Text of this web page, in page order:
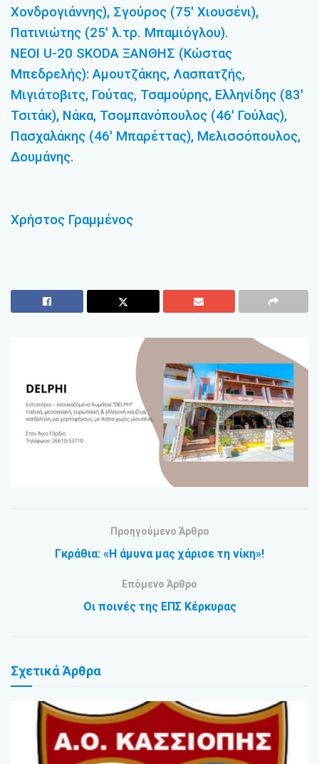
Χονδρογιάννης), Σγούρος (75′ Χιουσένι),
Πατινιώτης (25′ λ.τρ. Μπαμιόγλου).
ΝΕΟΙ U-20 SKODA ΞΑΝΘΗΣ (Κώστας
Μπεδρελής): Αμουτζάκης, Λασπατζής,
Μιγιάτοβιτς, Γούτας, Τσαμούρης, Ελληνίδης (83′
Τσιτάκ), Νάκα, Τσομπανόπουλος (46′ Γούλας),
Πασχαλάκης (46′ Μπαρέττας), Μελισσόπουλος,
Δουμάνης.
Χρήστος Γραμμένος
Προηγούμενο Άρθρο
Γκράθια: «Η άμυνα μας χάρισε τη νίκη»!
Επόμενο Άρθρο
Οι ποινές της ΕΠΣ Κέρκυρας
ΣχετικάΆρθρα